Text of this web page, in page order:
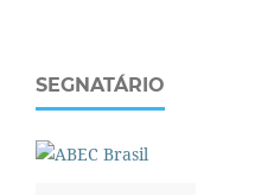
SEGNATÁRIO